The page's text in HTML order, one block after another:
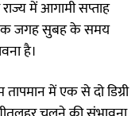
में आगामी सप्ताह
जगह सुबह के समय
है।
में एक से दो डिग्री